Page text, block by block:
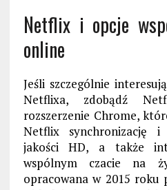
Netflix i opcje
online
Jeśli szczególnie interesują
Netflixa, zdobądź
rozszerzenie Chrome,
Netflix synchronizację
jakości HD, a także
wspólnym czacie na
opracowana w 2015 roku